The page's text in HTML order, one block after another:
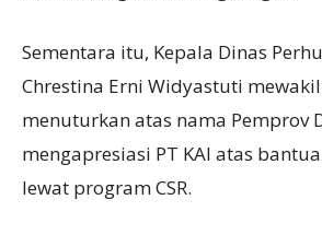
Sementara itu, Kepala Dinas
Chrestina Erni Widyastuti
menuturkan atas nama Pemprov
mengapresiasi PT KAI atas
lewat program CSR.